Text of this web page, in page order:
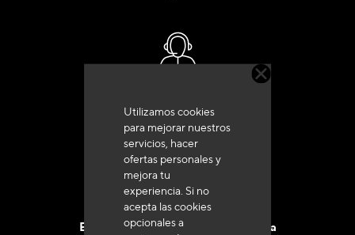
Utilizamos cookies
para mejorar nuestros
servicios, hacer
ofertas personales y
mejora tu
experiencia. Si no
acepta las cookies
opcionales a
+33 (0)4 79 72 62 22 Pulse 1
Entrega en 48 a 72 horas en Francia